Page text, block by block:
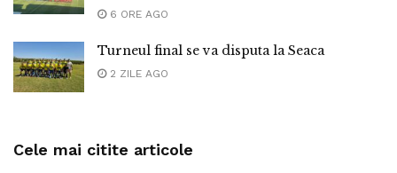
6 ORE AGO
Turneul final se va disputa la Seaca
2 ZILE AGO
Cele mai citite articole